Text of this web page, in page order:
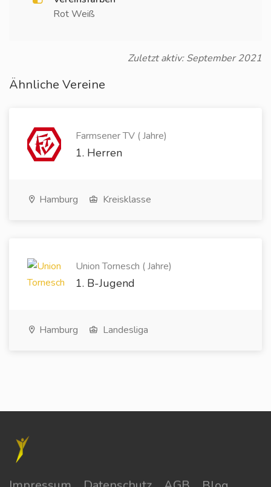
Rot Weiß
Zuletzt aktiv: September 2021
Ähnliche Vereine
Farmsener TV ( Jahre)
1. Herren
Hamburg Kreisklasse
Union Tornesch ( Jahre)
1. B-Jugend
Hamburg Landesliga